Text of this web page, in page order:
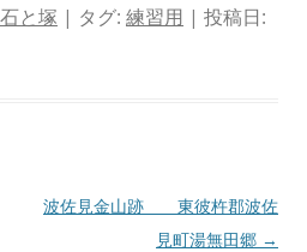
と塚 | タグ: 練習用 | 投稿日:
波佐見金山跡 東彼杵郡波佐
見町湯無田郷 →